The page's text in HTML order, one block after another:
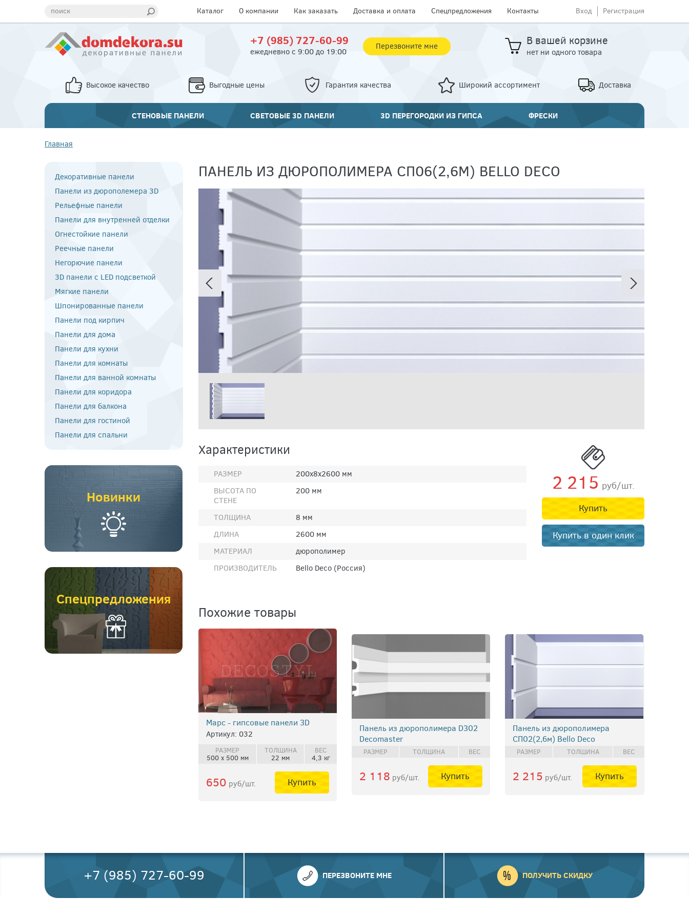
поиск Каталог О компании Как заказать Доставка и оплата Спецпредложения Контакты Вход Регистрация
+7 (985) 727-60-99
ежедневно с 9:00 до 19:00
Перезвоните мне В вашей корзине
нет ни одного товара
Высокое качество Выгодные цены Гарантия качества Широкий ассортимент Доставка
СТЕНОВЫЕ ПАНЕЛИ СВЕТОВЫЕ 3D ПАНЕЛИ 3D ПЕРЕГОРОДКИ ИЗ ГИПСА ФРЕСКИ
Главная
Декоративные панели
Панели из дюрополемера 3D
Рельефные панели
Панели для внутренней отделки
Огнестойкие панели
Реечные панели
Негорючие панели
3D панели с LED подсветкой
Мягкие панели
Шпонированные панели
Панели под кирпич
Панели для дома
Панели для кухни
Панели для комнаты
Панели для ванной комнаты
Панели для коридора
Панели для балкона
Панели для гостиной
Панели для спальни
Новинки
Спецпредложения
ПАНЕЛЬ ИЗ ДЮРОПОЛИМЕРА СП06(2,6М) BELLO DECO
2 215 руб/шт.
Купить
Купить в один клик
Характеристики
РАЗМЕР
200х8х2600 мм
ВЫСОТА ПО
СТЕНЕ
200 мм
ТОЛЩИНА
8 мм
ДЛИНА
2600 мм
МАТЕРИАЛ
дюрополимер
ПРОИЗВОДИТЕЛЬ
Bello Deco (Россия)
Похожие товары
Марс - гипсовые панели 3D
Артикул: 032
РАЗМЕР
500 х 500 мм
ТОЛЩИНА
22 мм
ВЕС
4,3 кг
650 руб/шт. Купить
Панель из дюрополимера D302
Decomaster
РАЗМЕР ТОЛЩИНА ВЕС
2 118 руб/шт. Купить
Панель из дюрополимера
СП02(2,6м) Bello Deco
РАЗМЕР ТОЛЩИНА ВЕС
2 215 руб/шт. Купить
+7 (985) 727-60-99 ПЕРЕЗВОНИТЕ МНЕ ПОЛУЧИТЬ СКИДКУ